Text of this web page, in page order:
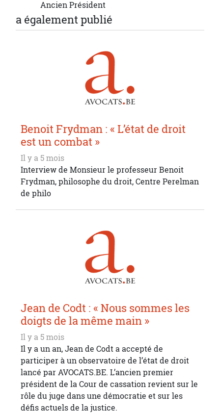
Ancien Président
a également publié
Benoit Frydman : « L’état de droit
est un combat »
Il y a 5 mois
Interview de Monsieur le professeur Benoit
Frydman, philosophe du droit, Centre Perelman
de philo
Jean de Codt : « Nous sommes les
doigts de la même main »
Il y a 5 mois
Il y a un an, Jean de Codt a accepté de
participer à un observatoire de l’état de droit
lancé par AVOCATS.BE. L’ancien premier
président de la Cour de cassation revient sur le
rôle du juge dans une démocratie et sur les
défis actuels de la justice.